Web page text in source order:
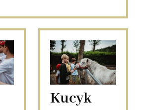
Kucyk